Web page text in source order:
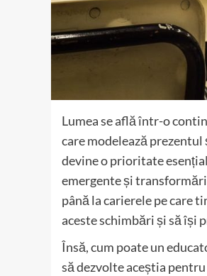
Lumea se află într-o
care modelează
devine o prioritate
emergente și transformări
până la carierele pe care
aceste schimbări și să își
Însă, cum poate un
să dezvolte aceștia